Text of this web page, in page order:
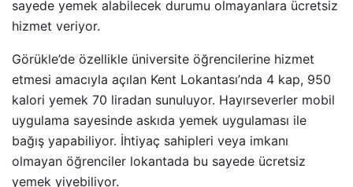
sayede yemek alabilecek durumu olmayanlara ücretsiz
hizmet veriyor.
Görükle’de özellikle üniversite öğrencilerine hizmet
etmesi amacıyla açılan Kent Lokantası’nda 4 kap, 950
kalori yemek 70 liradan sunuluyor. Hayırseverler mobil
uygulama sayesinde askıda yemek uygulaması ile
bağış yapabiliyor. İhtiyaç sahipleri veya imkanı
olmayan öğrenciler lokantada bu sayede ücretsiz
yemek yiyebiliyor.